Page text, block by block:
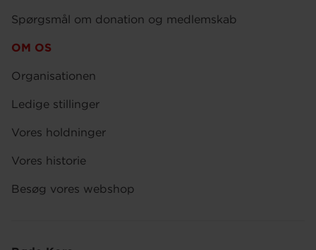
Spørgsmål om donation og medlemskab
OM OS
Organisationen
Ledige stillinger
Vores holdninger
Vores historie
Besøg vores webshop